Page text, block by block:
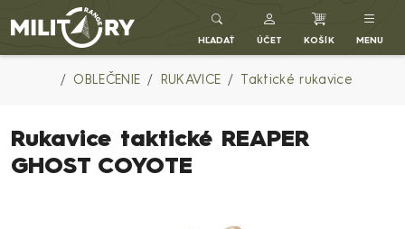
Army shop MILITARY RANGE SK
HĽADAŤ ÚČET KOŠÍK MENU
OBLEČENIE RUKAVICE Taktické rukavice
Rukavice taktické REAPER
GHOST COYOTE